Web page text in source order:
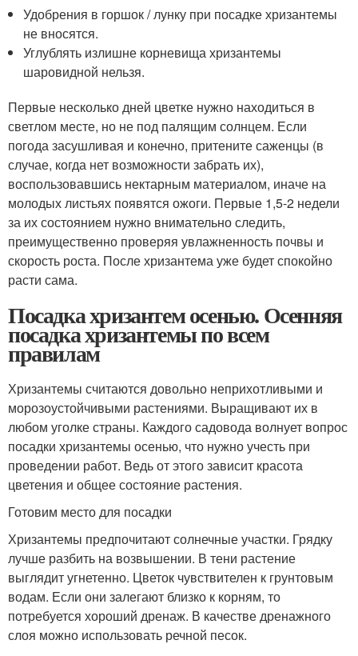
Удобрения в горшок / лунку при посадке хризантемы
не вносятся.
Углублять излишне корневища хризантемы
шаровидной нельзя.
Первые несколько дней цветке нужно находиться в
светлом месте, но не под палящим солнцем. Если
погода засушливая и конечно, притените саженцы (в
случае, когда нет возможности забрать их),
воспользовавшись нектарным материалом, иначе на
молодых листьях появятся ожоги. Первые 1,5-2 недели
за их состоянием нужно внимательно следить,
преимущественно проверяя увлажненность почвы и
скорость роста. После хризантема уже будет спокойно
расти сама.
Посадка хризантем осенью. Осенняя
посадка хризантемы по всем
правилам
Хризантемы считаются довольно неприхотливыми и
морозоустойчивыми растениями. Выращивают их в
любом уголке страны. Каждого садовода волнует вопрос
посадки хризантемы осенью, что нужно учесть при
проведении работ. Ведь от этого зависит красота
цветения и общее состояние растения.
Готовим место для посадки
Хризантемы предпочитают солнечные участки. Грядку
лучше разбить на возвышении. В тени растение
выглядит угнетенно. Цветок чувствителен к грунтовым
водам. Если они залегают близко к корням, то
потребуется хороший дренаж. В качестве дренажного
слоя можно использовать речной песок.